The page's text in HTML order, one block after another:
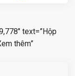
text=”Hộp
thêm”